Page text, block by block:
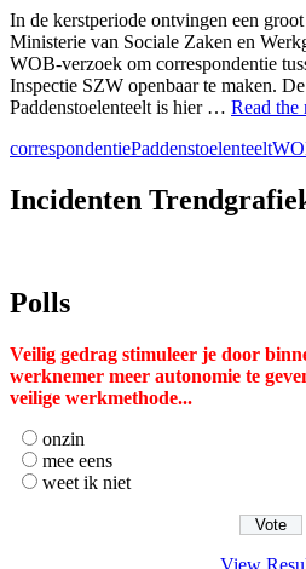
op
Enter
om
naar
het
gaan.
Als
u
touch-
In de kerstperiode ontvingen een
Ministerie van Sociale Zaken en
WOB-verzoek om correspondentie
Inspectie SZW openbaar te maken.
Paddenstoelenteelt is hier … Read the
correspondentiePaddenstoelenteelt
Incidenten
Polls
Veilig gedrag stimuleer je door
werknemer meer autonomie te
veilige werkmethode...
onzin
mee eens
weet ik niet
View